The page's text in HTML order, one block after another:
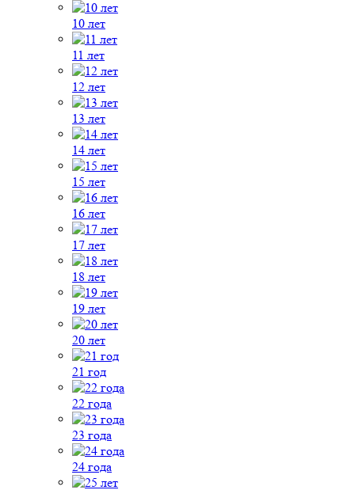
10 лет
11 лет
12 лет
13 лет
14 лет
15 лет
16 лет
17 лет
18 лет
19 лет
20 лет
21 год
22 года
23 года
24 года